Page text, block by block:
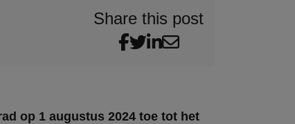
Share this post
op 1 augustus 2024 toe tot het